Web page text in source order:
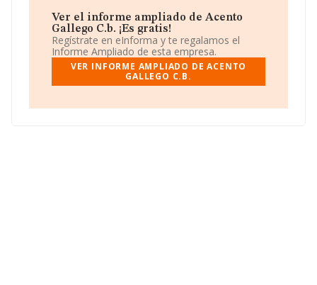
Ver el informe ampliado de Acento
Gallego C.b. ¡Es gratis!
Regístrate en eInforma y te regalamos el
Informe Ampliado de esta empresa.
VER INFORME AMPLIADO DE ACENTO
GALLEGO C.B.